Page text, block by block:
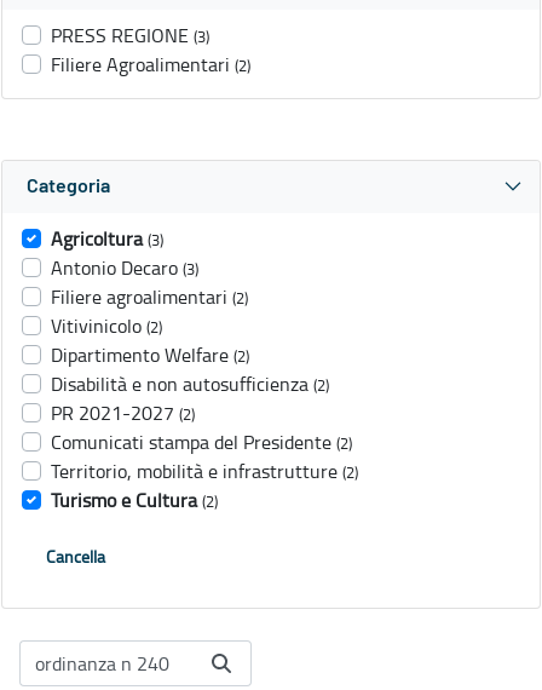
PRESS REGIONE (3)
Filiere Agroalimentari (2)
Categoria
Agricoltura (3)
Antonio Decaro (3)
Filiere agroalimentari (2)
Vitivinicolo (2)
Dipartimento Welfare (2)
Disabilità e non autosufficienza (2)
PR 2021-2027 (2)
Comunicati stampa del Presidente (2)
Territorio, mobilità e infrastrutture (2)
Turismo e Cultura (2)
Cancella